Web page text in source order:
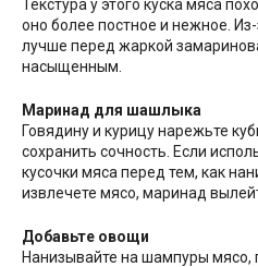
Текстура у этого куска мяса
оно более постное и нежное.
лучше перед жаркой
насыщенным.
Маринад для шашлыка
Говядину и курицу нарежьте
сохранить сочность. Если
кусочки мяса перед тем, как
извлечете мясо, маринад
Добавьте овощи
Нанизывайте на шампуры